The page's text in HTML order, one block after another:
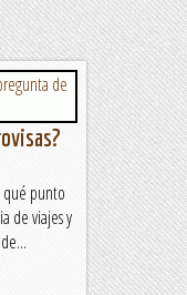
qué punto
de viajes y